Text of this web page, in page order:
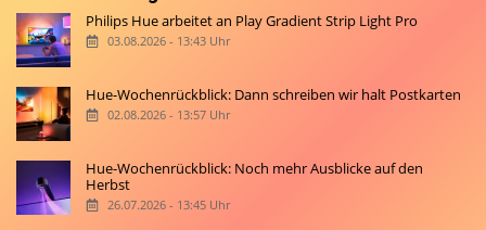
Philips Hue arbeitet an Play Gradient Strip Light Pro
03.08.2026 - 13:43 Uhr
Hue-Wochenrückblick: Dann schreiben wir halt Postkarten
02.08.2026 - 13:57 Uhr
Hue-Wochenrückblick: Noch mehr Ausblicke auf den
Herbst
26.07.2026 - 13:45 Uhr